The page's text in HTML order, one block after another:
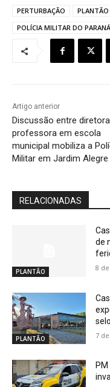
PERTURBAÇÃO PLANTÃO
POLÍCIA MILITAR DO PARANÁ
Artigo anterior
Discussão entre
professora em escola
municipal mobiliza a
Militar em Jardim Alegre
RELACIONADAS
PLANTÃO
de
8
PLANTÃO 7